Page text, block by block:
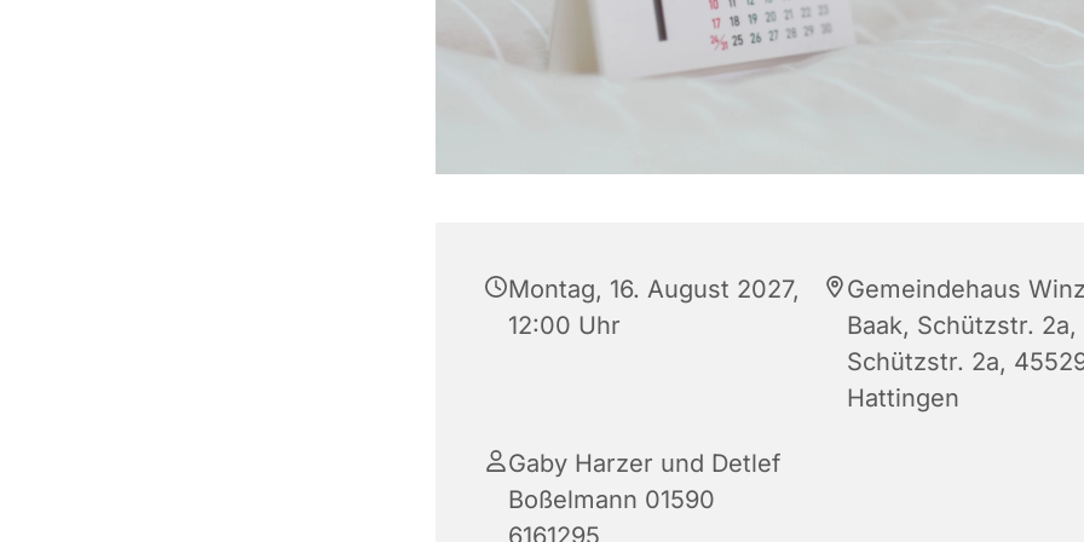
Montag, 16. August 2027,
12:00 Uhr
Gemeindehaus
Baak, Schützstr. 2a,
Schützstr. 2a,
Hattingen
Gaby Harzer und Detlef
Boßelmann 01590
6161295